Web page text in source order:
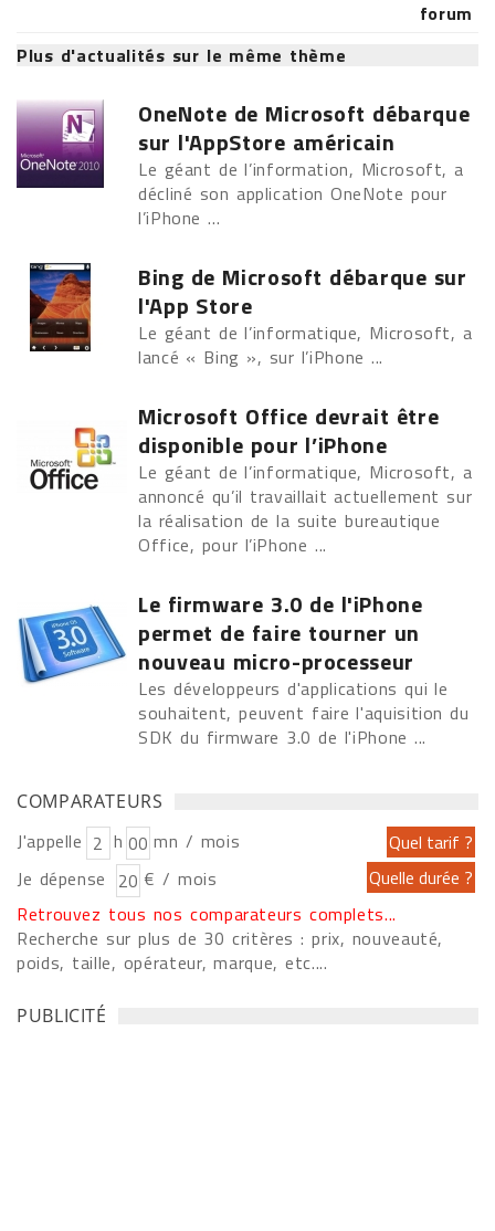
forum
Plus d'actualités sur le même thème
OneNote de Microsoft débarque
sur l'AppStore américain
Le géant de l’information, Microsoft, a
décliné son application OneNote pour
l’iPhone ...
Bing de Microsoft débarque sur
l'App Store
Le géant de l’informatique, Microsoft, a
lancé « Bing », sur l’iPhone ...
Microsoft Office devrait être
disponible pour l’iPhone
Le géant de l’informatique, Microsoft, a
annoncé qu’il travaillait actuellement sur
la réalisation de la suite bureautique
Office, pour l’iPhone ...
Le firmware 3.0 de l'iPhone
permet de faire tourner un
nouveau micro-processeur
Les développeurs d'applications qui le
souhaitent, peuvent faire l'aquisition du
SDK du firmware 3.0 de l'iPhone ...
COMPARATEURS
J'appelle h
mn / mois
Je dépense
€ / mois
Retrouvez tous nos comparateurs complets...
Recherche sur plus de 30 critères : prix, nouveauté,
poids, taille, opérateur, marque, etc....
PUBLICITÉ